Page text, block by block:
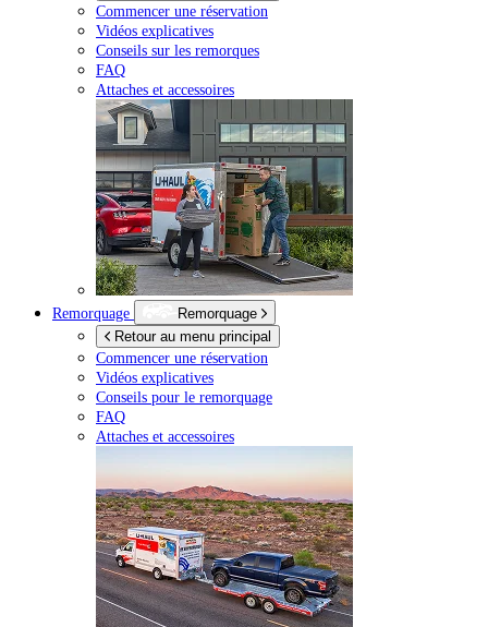
Commencer une réservation
Vidéos explicatives
Conseils sur les remorques
FAQ
Attaches et accessoires
Remorquage
Remorquage
Retour au menu principal
Commencer une réservation
Vidéos explicatives
Conseils pour le remorquage
FAQ
Attaches et accessoires